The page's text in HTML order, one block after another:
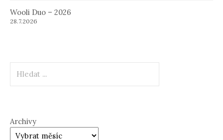
Wooli Duo – 2026
28.7.2026
Archivy